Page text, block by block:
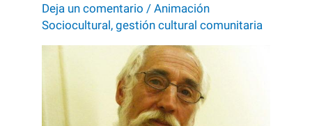
Deja un comentario /Animación
Sociocultural,gestión cultural comunitaria